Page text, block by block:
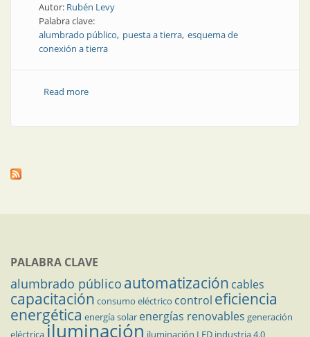
Autor: Rubén Levy
Palabra clave:
alumbrado público puesta a tierra esquema de
conexión a tierra
Read moreabout Actualización en seguridad eléctrica y
PALABRA CLAVE
alumbrado público automatización cables
capacitación consumo eléctrico control eficiencia
energética energía solar energías renovables generación
eléctricailuminación iluminación LED industria 4.0